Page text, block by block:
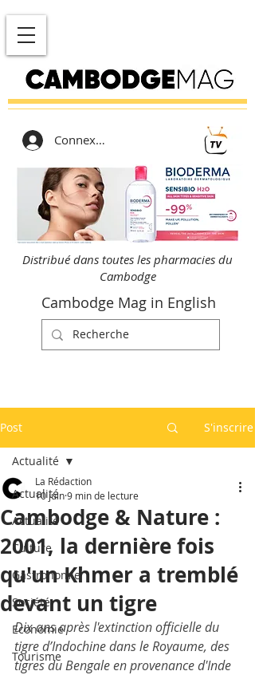
Connexion
Distribué dans toutes les pharmacies du
Cambodge
Cambodge Mag in English
Post S'inscrire
Actualité
Actualité
Culture
Gastronomie
Société
Economie
Tourisme
Actualité
Cambodge & Nature :
2001, la dernière fois
qu'un Khmer a tremblé
devant un tigre
La Rédaction
10 juin9 min de lecture
Dix ans après l'extinction officielle du
tigre d’Indochine dans le Royaume, des
tigres du Bengale en provenance d'Inde